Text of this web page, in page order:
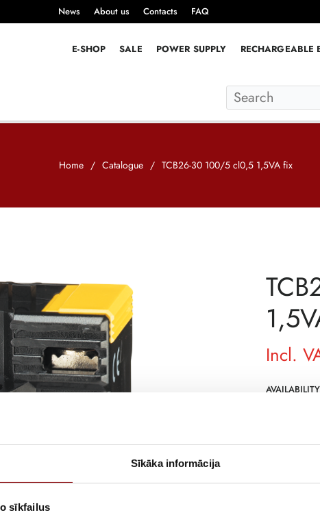
Sīkāka informācija
sīkfailus
News About us Contacts FAQ
E-SHOP SALE POWER SUPPLY RECHARGEABLE
Home / Catalogue / TCB26-30 100/5 cl0,5 1,5VA fix
Incl.
AVAILABILITY
Bar or